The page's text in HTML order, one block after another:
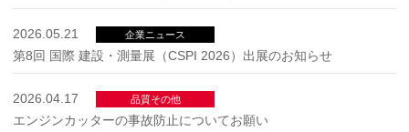
2026.05.21 企業ニュース
第8回 国際 建設・測量展（CSPI 2026）出展のお知らせ
2026.04.17 品質その他
エンジンカッターの事故防止についてお願い